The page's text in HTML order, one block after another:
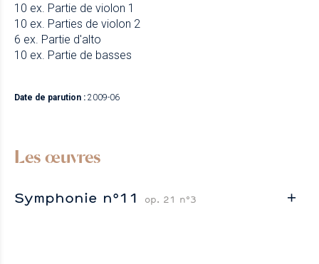
10 ex. Partie de violon 1
10 ex. Parties de violon 2
6 ex. Partie d'alto
10 ex. Partie de basses
Date de parution : 2009-06
Les œuvres
Symphonie n°11 op. 21 n°3